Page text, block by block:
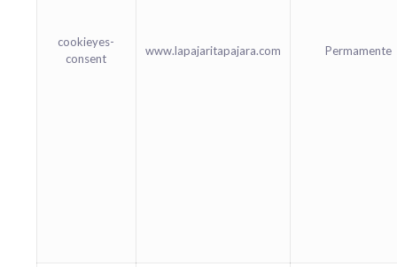
cookieyes-
consent
www.lapajaritapajara.com Permamente